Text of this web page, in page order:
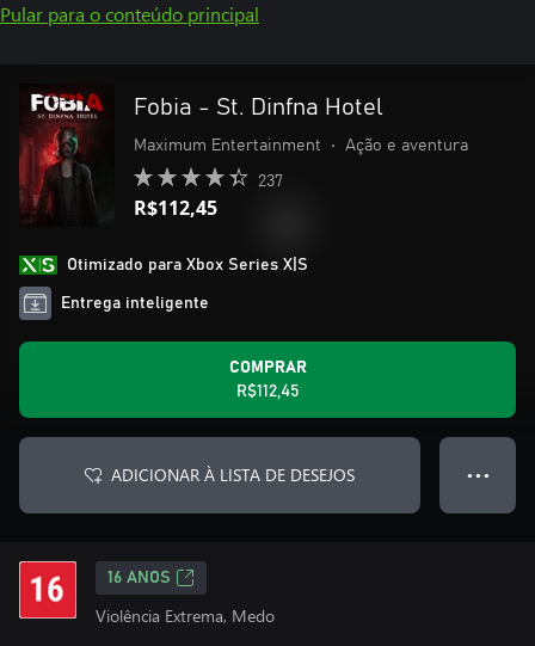
Pular para o conteúdo principal
Fobia - St. Dinfna Hotel
Maximum Entertainment • Ação e aventura
237
R$112,45
Otimizado para Xbox Series X|S
Entrega inteligente
COMPRAR
R$112,45
ADICIONAR À LISTA DE DESEJOS ● ● ●
16 ANOS
Violência Extrema, Medo